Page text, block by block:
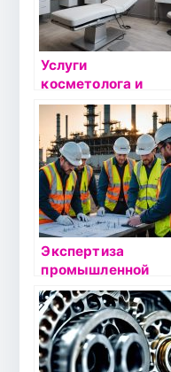
Услуги
косметолога и
консультации
дерматолога по
выгодной
стоимости в
Екатеринбурге —
косметологическа
я клиника
Эстевита
Экспертиза
промышленной
безопасности:
почему выбор
компании
«Вексиллум» –
лучшее решение